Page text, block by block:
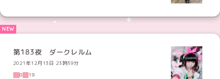
第183夜 ダークレルム
2021年12月13日 23時39分
0
19